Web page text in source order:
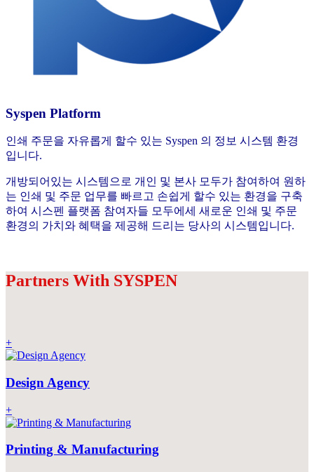
Syspen Platform
인쇄 주문을 자유롭게 할수 있는 Syspen 의 정보 시스템 환경
입니다.
개방되어있는 시스템으로 개인 및 본사 모두가 참여하여 원하
는 인쇄 및 주문 업무를 빠르고 손쉽게 할수 있는 환경을 구축
하여 시스펜 플랫폼 참여자들 모두에세 새로운 인쇄 및 주문
환경의 가치와 혜택을 제공해 드리는 당사의 시스템입니다.
Partners With SYSPEN
+
Design Agency
+
Printing & Manufacturing